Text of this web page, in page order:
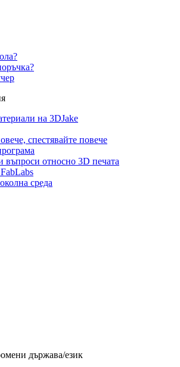
на 3DJake
спестявайте повече
въпроси относно 3D печата
среда
държава/език